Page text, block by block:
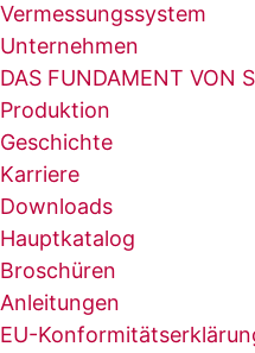
Vermessungssystem
Unternehmen
DAS FUNDAMENT VON
Produktion
Geschichte
Karriere
Downloads
Hauptkatalog
Broschüren
Anleitungen
EU-